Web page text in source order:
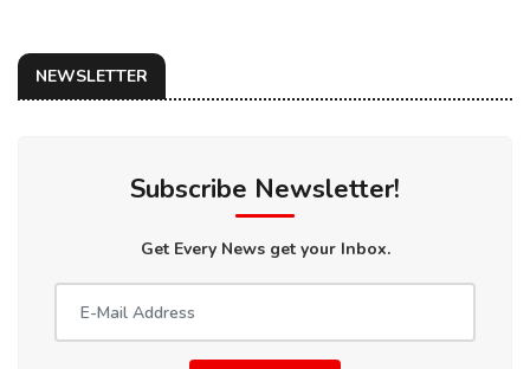
NEWSLETTER
Subscribe Newsletter!
Get Every News get your Inbox.